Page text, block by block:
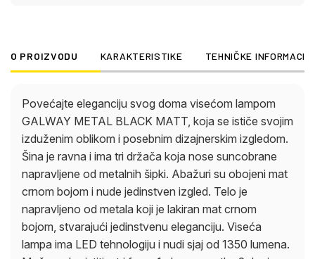
O PROIZVODU KARAKTERISTIKE TEHNIČKE
Povećajte eleganciju svog doma visećom lampom
GALWAY METAL BLACK MATT, koja se ističe svojim
izduženim oblikom i posebnim dizajnerskim izgledom.
Šina je ravna i ima tri držača koja nose suncobrane
napravljene od metalnih šipki. Abažuri su obojeni mat
crnom bojom i nude jedinstven izgled. Telo je
napravljeno od metala koji je lakiran mat crnom
bojom, stvarajući jedinstvenu eleganciju. Viseća
lampa ima LED tehnologiju i nudi sjaj od 1350 lumena.